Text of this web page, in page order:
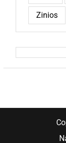
Zinios